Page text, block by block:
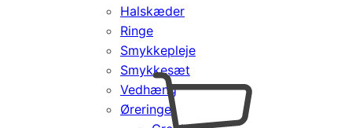
Halskæder
Ringe
Smykkepleje
Smykkesæt
Vedhæng
Øreringe